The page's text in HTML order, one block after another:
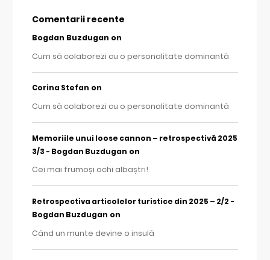
Comentarii recente
Bogdan Buzdugan on
Cum să colaborezi cu o personalitate dominantă
Corina Stefan on
Cum să colaborezi cu o personalitate dominantă
Memoriile unui loose cannon – retrospectivă 2025
3/3 - Bogdan Buzdugan on
Cei mai frumoși ochi albaștri!
Retrospectiva articolelor turistice din 2025 – 2/2 -
Bogdan Buzdugan on
Când un munte devine o insulă